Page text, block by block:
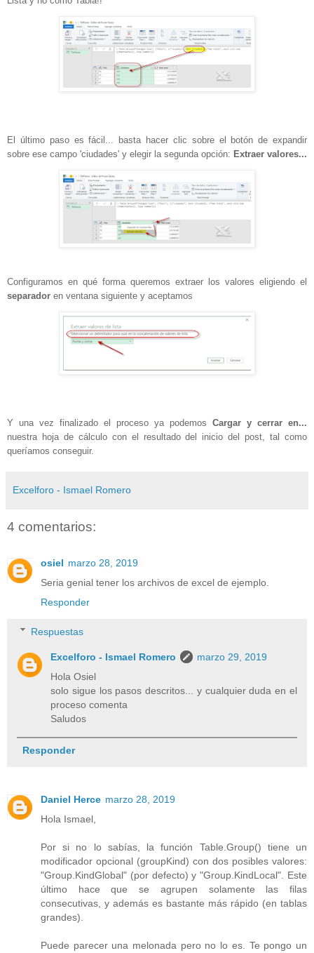
El último paso es fácil... basta hacer clic sobre el botón de expandir
sobre ese campo 'ciudades' y elegir la segunda opción: Extraer valores...
Configuramos en qué forma queremos extraer los valores eligiendo el
separador en ventana siguiente y aceptamos
Y una vez finalizado el proceso ya podemos Cargar y cerrar en...
nuestra hoja de cálculo con el resultado del inicio del post, tal como
queríamos conseguir.
Excelforo - Ismael Romero
4 comentarios:
osiel marzo 28, 2019
Seria genial tener los archivos de excel de ejemplo.
Responder
Respuestas
Excelforo - Ismael Romero
marzo 29, 2019
Hola Osiel
solo sigue los pasos descritos... y cualquier duda en el
proceso comenta
Saludos
Responder
Daniel Herce marzo 28, 2019
Hola Ismael,
Por si no lo sabías, la función Table.Group() tiene un
modificador opcional (groupKind) con dos posibles valores:
"Group.KindGlobal" (por defecto) y "Group.KindLocal". Este
último hace que se agrupen solamente las filas
consecutivas, y además es bastante más rápido (en tablas
grandes).
Puede parecer una melonada pero no lo es. Te pongo un